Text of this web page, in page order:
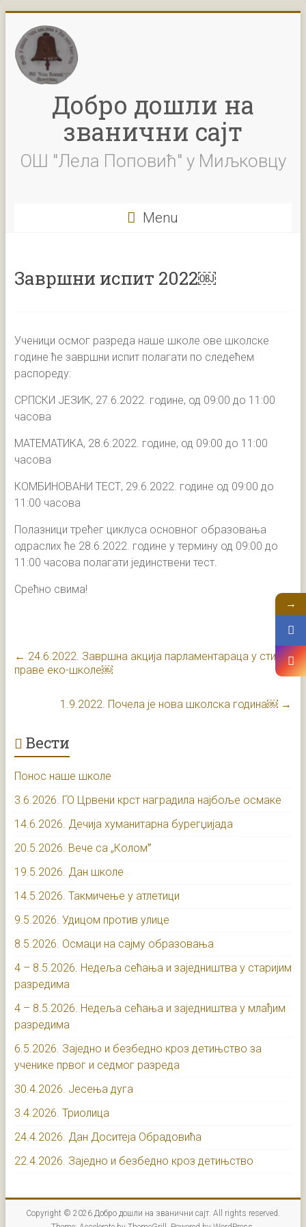
content
Добро дошли на
званични сајт
ОШ "Лела Поповић" у Миљковцу
Menu
Завршни испит 2022￼
Ученици осмог разреда наше школе ове школске
године ће завршни испит полагати по следећем
распореду:
СРПСКИ ЈЕЗИК, 27.6.2022. године, од 09:00 до 11:00
часова
МАТЕМАТИКА, 28.6.2022. године, од 09:00 до 11:00
часова
КОМБИНОВАНИ ТЕСТ, 29.6.2022. године од 09:00 до
11:00 часова
Полазници трећег циклуса основног образовања
одраслих ће 28.6.2022. године у термину од 09:00 до
11:00 часова полагати јединствени тест.
Срећно свима!
← 24.6.2022. Завршна акција парламентараца у стилу
праве еко-школе￼
1.9.2022. Почела је нова школска година￼ →
Вести
Понос наше школе
3.6.2026. ГО Црвени крст наградила најбоље осмаке
14.6.2026. Дечија хуманитарна бурегџијада
20.5.2026. Вече са „Коломˮ
19.5.2026. Дан школе
14.5.2026. Такмичење у атлетици
9.5.2026. Удицом против улице
8.5.2026. Осмаци на сајму образовања
4 – 8.5.2026. Недеља сећања и заједништва у старијим
разредима
4 – 8.5.2026. Недеља сећања и заједништва у млађим
разредима
6.5.2026. Заједно и безбедно кроз детињство за
ученике првог и седмог разреда
30.4.2026. Јесења дуга
3.4.2026. Триолица
24.4.2026. Дан Доситеја Обрадовића
22.4.2026. Заједно и безбедно кроз детињство
Copyright © 2026 Добро дошли на званични сајт. All rights reserved.
→